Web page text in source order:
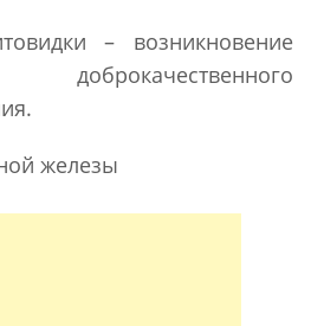
– возникновение
железы